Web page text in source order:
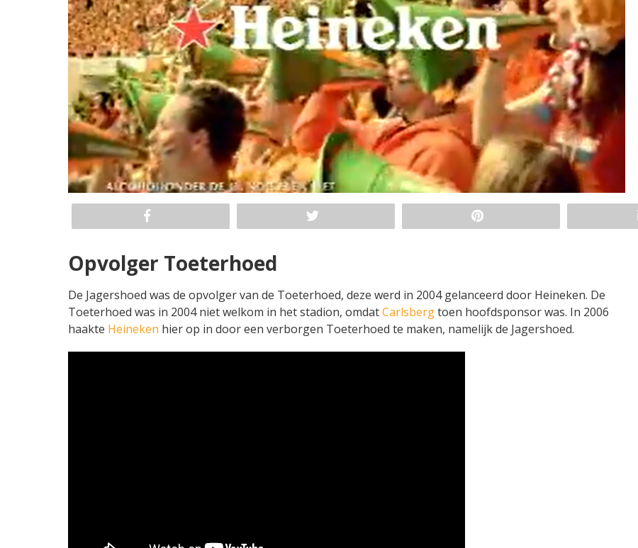
Opvolger Toeterhoed
De Jagershoed was de opvolger van de Toeterhoed, deze werd in 2004 gelanceerd door Heineken. De
Toeterhoed was in 2004 niet welkom in het stadion, omdatCarlsbergtoen hoofdsponsor was. In 2006
haakte Heineken hier op in door een verborgen Toeterhoed te maken, namelijk de Jagershoed.